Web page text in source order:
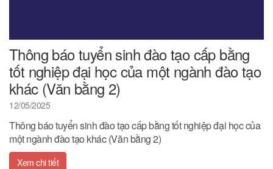
Thông báo tuyển sinh đào tạo cấp bằng
tốt nghiệp đại học của một ngành đào tạo
khác (Văn bằng 2)
12/05/2025
Thông báo tuyển sinh đào tạo cấp bằng tốt nghiệp đại học của
một ngành đào tạo khác (Văn bằng 2)
Xem chi tiết